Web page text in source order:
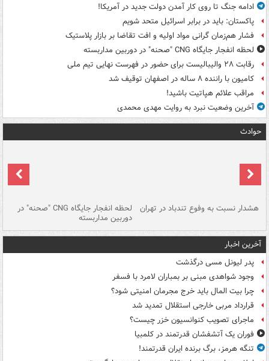
ادامه جنگ تا روی کار آمدن دولت جدید در آمریکا!
پاکستان: باید در برابر اسرائیل متحد شویم
فشار هم‌زمان گرانی مواد اولیه و افت تقاضا بر بازار پلاستیک
لحظه انفجار جایگاه CNG "صحنه" در دوربین مداربسته
رقابت ۲۸ والیبالیست برای حضور در فهرست نهایی تیم ملی
کامیون با راننده ۸ ساله در اصفهان توقیف شد
مراقب علائم هپاتیت باشید!
آخرین وضعیت نبرد به روایت مهدی محمدی
حوادث
هشدار نسبت به وفوع تندباد در تهران لحظه انفجار جایگاه CNG "صحنه" در
دوربین مداربسته
آخرین اخبار
پدر لیونل مسی درگذشت
وجود شواهدی مبنی بر بمباران لامرد با فسفر
چرا بیت المال باید خرج مجرمان امنیتی شود؟
قرارداد مربی خارجی استقلال تمدید شد
ماجرای تصویب کنوانسیون خزر چیست؟
فوران یک آتشفشان قدرتمند در کلمبیا
تنگه هرمز، برگ برنده ایران قدرتمند!